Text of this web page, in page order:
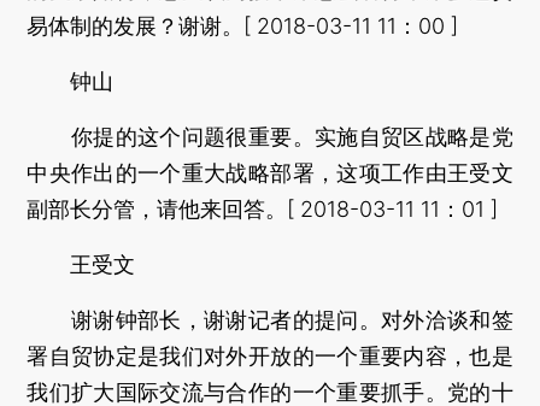
易体制的发展？谢谢。[ 2018-03-11 11：00 ]
钟山
你提的这个问题很重要。实施自贸区战略是党
中央作出的一个重大战略部署，这项工作由王受文
副部长分管，请他来回答。[ 2018-03-11 11：01 ]
王受文
谢谢钟部长，谢谢记者的提问。对外洽谈和签
署自贸协定是我们对外开放的一个重要内容，也是
我们扩大国际交流与合作的一个重要抓手。党的十